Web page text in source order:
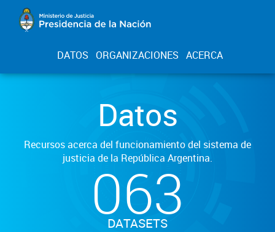
DATOS ORGANIZACIONES ACERCA
Datos
Recursos acerca del funcionamiento del sistema de
justicia de la República Argentina.
063
DATASETS